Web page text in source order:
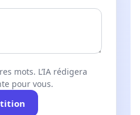
mots. L’IA rédigera
pour vous.